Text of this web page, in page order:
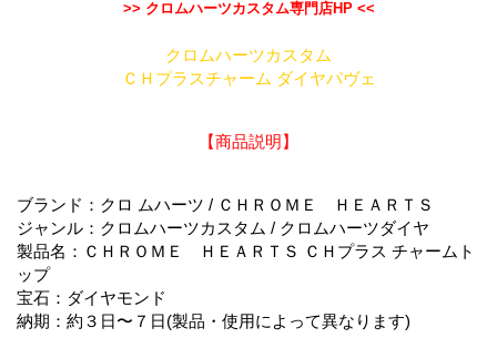
>> クロムハーツカスタム専門店HP <<
クロムハーツカスタム
ＣＨプラスチャーム ダイヤパヴェ
【商品説明】
ブランド：クロ ムハーツ / ＣＨＲＯＭＥ ＨＥＡＲＴＳ
ジャンル：クロムハーツカスタム / クロムハーツダイヤ
製品名：ＣＨＲＯＭＥ ＨＥＡＲＴＳ ＣＨプラス チャームト
ップ
宝石：ダイヤモンド
納期：約３日〜７日(製品・使用によって異なります)